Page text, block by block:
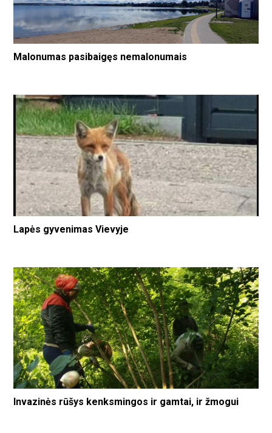
Malonumas pasibaigęs nemalonumais
Lapės gyvenimas Vievyje
Invazinės rūšys kenksmingos ir gamtai, ir žmogui